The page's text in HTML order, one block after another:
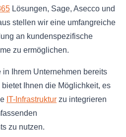
Lösungen, Sage, Asecco und
stellen wir eine umfangreiche
an kundenspezifische
zu ermöglichen.
Ihrem Unternehmen bereits
Ihnen die Möglichkeit, es
IT-Infrastruktur zu integrieren
zu nutzen.